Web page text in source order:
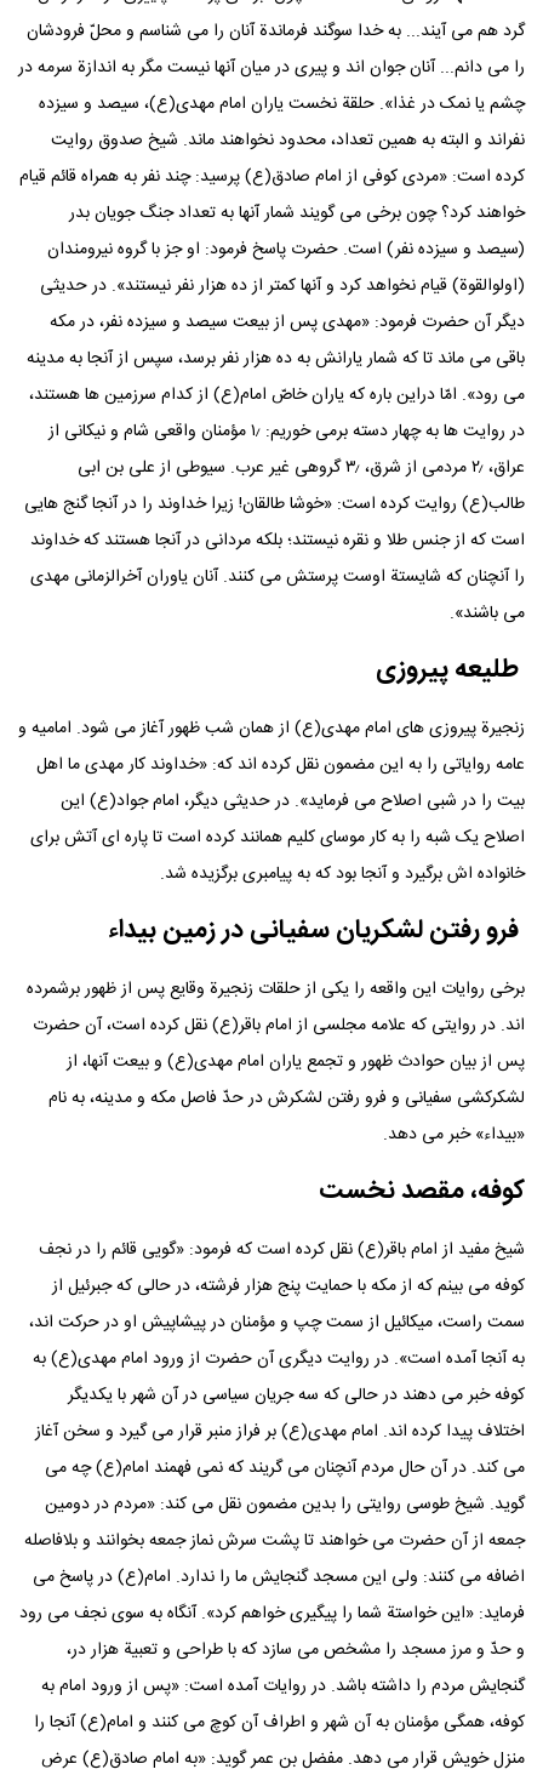
گرد هم می آیند... به خدا سوگند فرماندة آنان را می شناسم و محلّ فرودشان
را می دانم... آنان جوان اند و پیری در میان آنها نیست مگر به اندازة سرمه در
چشم یا نمک در غذا». حلقة نخست یاران امام مهدی(ع)، سیصد و سیزده
نفراند و البته به همین تعداد، محدود نخواهند ماند. شیخ صدوق روایت
کرده است: «مردی کوفی از امام صادق(ع) پرسید: چند نفر به همراه قائم قیام
خواهند کرد؟ چون برخی می گویند شمار آنها به تعداد جنگ جویان بدر
(سیصد و سیزده نفر) است. حضرت پاسخ فرمود: او جز با گروه نیرومندان
(اولوالقوة) قیام نخواهد کرد و آنها کمتر از ده هزار نفر نیستند». در حدیثی
دیگر آن حضرت فرمود: «مهدی پس از بیعت سیصد و سیزده نفر، در مکه
باقی می ماند تا که شمار یارانش به ده هزار نفر برسد، سپس از آنجا به مدینه
می رود». امّا دراین باره که یاران خاصّ امام(ع) از کدام سرزمین ها هستند،
در روایت ها به چهار دسته برمی خوریم: ۱٫ مؤمنان واقعی شام و نیکانی از
عراق، ۲٫ مردمی از شرق، ۳٫ گروهی غیر عرب. سیوطی از علی بن ابی
طالب(ع) روایت کرده است: «خوشا طالقان! زیرا خداوند را در آنجا گنج هایی
است که از جنس طلا و نقره نیستند؛ بلکه مردانی در آنجا هستند که خداوند
را آنچنان که شایستة اوست پرستش می کنند. آنان یاوران آخرالزمانی مهدی
می باشند».
طلیعه پیروزی
زنجیرة پیروزی های امام مهدی(ع) از همان شب ظهور آغاز می شود. امامیه و
عامه روایاتی را به این مضمون نقل کرده اند که: «خداوند کار مهدی ما اهل
بیت را در شبی اصلاح می فرماید». در حدیثی دیگر، امام جواد(ع) این
اصلاح یک شبه را به کار موسای کلیم همانند کرده است تا پاره ای آتش برای
خانواده اش برگیرد و آنجا بود که به پیامبری برگزیده شد.
فرو رفتن لشکریان سفیانی در زمین بیداء
برخی روایات این واقعه را یکی از حلقات زنجیرة وقایع پس از ظهور برشمرده
اند. در روایتی که علامه مجلسی از امام باقر(ع) نقل کرده است، آن حضرت
پس از بیان حوادث ظهور و تجمع یاران امام مهدی(ع) و بیعت آنها، از
لشکرکشی سفیانی و فرو رفتن لشکرش در حدّ فاصل مکه و مدینه، به نام
«بیداء» خبر می دهد.
کوفه، مقصد نخست
شیخ مفید از امام باقر(ع) نقل کرده است که فرمود: «گویی قائم را در نجف
کوفه می بینم که از مکه با حمایت پنج هزار فرشته، در حالی که جبرئیل از
سمت راست، میکائیل از سمت چپ و مؤمنان در پیشاپیش او در حرکت اند،
به آنجا آمده است». در روایت دیگری آن حضرت از ورود امام مهدی(ع) به
کوفه خبر می دهند در حالی که سه جریان سیاسی در آن شهر با یکدیگر
اختلاف پیدا کرده اند. امام مهدی(ع) بر فراز منبر قرار می گیرد و سخن آغاز
می کند. در آن حال مردم آنچنان می گریند که نمی فهمند امام(ع) چه می
گوید. شیخ طوسی روایتی را بدین مضمون نقل می کند: «مردم در دومین
جمعه از آن حضرت می خواهند تا پشت سرش نماز جمعه بخوانند و بلافاصله
اضافه می کنند: ولی این مسجد گنجایش ما را ندارد. امام(ع) در پاسخ می
فرماید: «این خواستة شما را پیگیری خواهم کرد». آنگاه به سوی نجف می رود
و حدّ و مرز مسجد را مشخص می سازد که با طراحی و تعبیة هزار در،
گنجایش مردم را داشته باشد. در روایات آمده است: «پس از ورود امام به
کوفه، همگی مؤمنان به آن شهر و اطراف آن کوچ می کنند و امام(ع) آنجا را
منزل خویش قرار می دهد. مفضل بن عمر گوید: «به امام صادق(ع) عرض